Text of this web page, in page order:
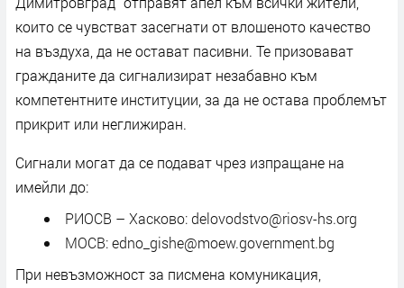
които се чувстват засегнати от влошеното качество
на въздуха, да не остават пасивни. Те призовават
гражданите да сигнализират незабавно към
компетентните институции, за да не остава проблемът
прикрит или неглижиран.
Сигнали могат да се подават чрез изпращане на
имейли до:
РИОСВ – Хасково: delovodstvo@riosv-hs.org
МОСВ: edno_gishe@moew.government.bg
При невъзможност за писмена комуникация,